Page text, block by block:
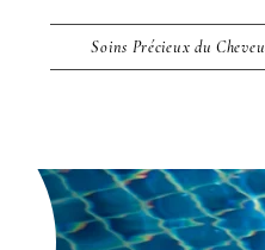
Soins Précieux du Cheveu